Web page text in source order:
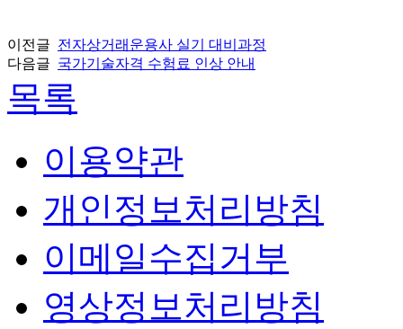
이전글 전자상거래운용사 실기 대비과정
다음글 국가기술자격 수험료 인상 안내
목록
이용약관
개인정보처리방침
이메일수집거부
영상정보처리방침